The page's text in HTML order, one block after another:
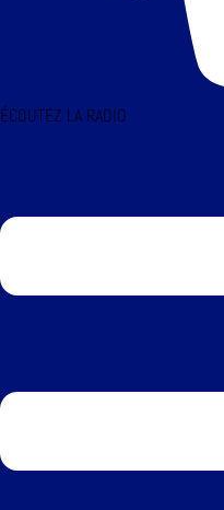
ÉCOUTEZ LA RADIO